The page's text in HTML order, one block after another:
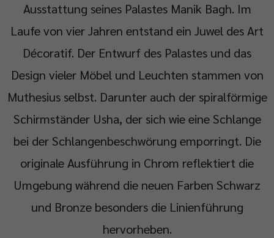
Ausstattung seines Palastes Manik Bagh. Im
Laufe von vier Jahren entstand ein Juwel des Art
Décoratif. Der Entwurf des Palastes und das
Design vieler Möbel und Leuchten stammen von
Muthesius selbst. Darunter auch der spiralförmige
Schirmständer Usha, der sich wie eine Schlange
bei der Schlangenbeschwörung emporringt. Die
originale Ausführung in Chrom reflektiert die
Umgebung während die neuen Farben Schwarz
und Bronze besonders die Linienführung
hervorheben.